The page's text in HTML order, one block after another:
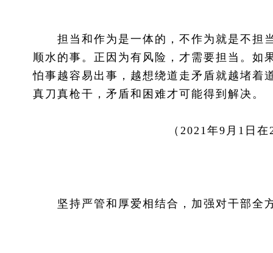
担当和作为是一体的，不作为就是不担当
顺水的事。正因为有风险，才需要担当。如
怕事越容易出事，越想绕道走矛盾就越堵着
真刀真枪干，矛盾和困难才可能得到解决。
（2021年9月1日
坚持严管和厚爱相结合，加强对干部全方